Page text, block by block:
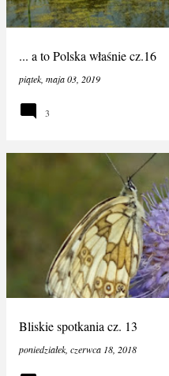
... a to Polska właśnie cz.16
piątek, maja 03, 2019
3
Bliskie spotkania cz. 13
poniedziałek, czerwca 18, 2018